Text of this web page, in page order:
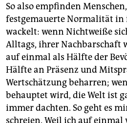
So also empfinden
festgemauerte Normalität in
wackelt: wenn Nichtweiße
Alltags, ihrer Nachbarschaft
auf einmal als Hälfte der
Hälfte an Präsenz und
Wertschätzung beharren;
behauptet wird, die Welt ist
immer dachten. So geht es
schreien. Weil ich auf einmal